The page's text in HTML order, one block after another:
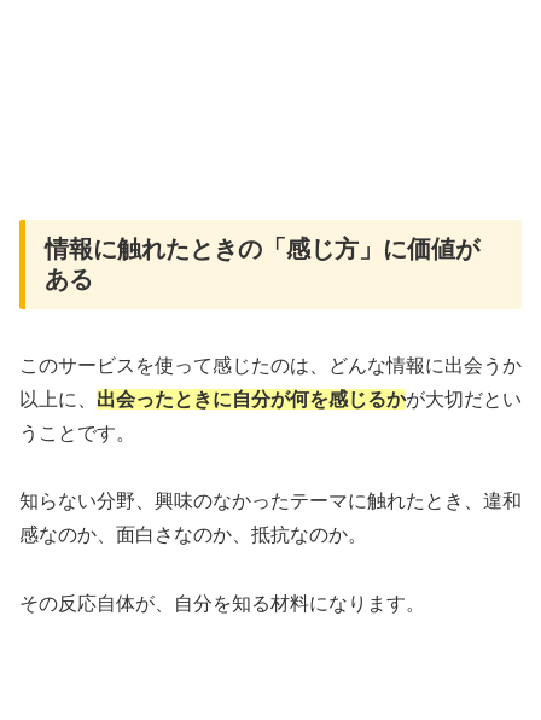
情報に触れたときの「感じ方」に価値が
ある
このサービスを使って感じたのは、どんな情報に出会うか
以上に、 出会ったときに自分が何を感じるかが大切だとい
うことです。
知らない分野、興味のなかったテーマに触れたとき、違和
感なのか、面白さなのか、抵抗なのか。
その反応自体が、自分を知る材料になります。